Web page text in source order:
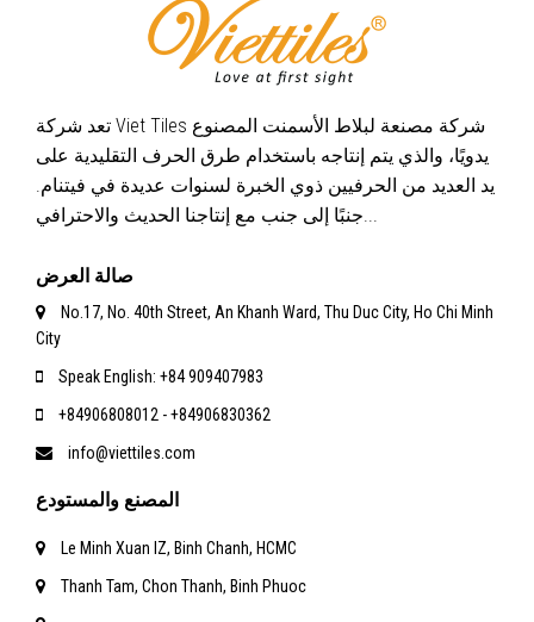
تعد شركة Viet Tiles شركة مصنعة لبلاط الأسمنت المصنوع
يدويًا، والذي يتم إنتاجه باستخدام طرق الحرف التقليدية على
يد العديد من الحرفيين ذوي الخبرة لسنوات عديدة في فيتنام.
جنبًا إلى جنب مع إنتاجنا الحديث والاحترافي...
صالة العرض
No.17, No. 40th Street, An Khanh Ward, Thu Duc City, Ho Chi Minh
City
Speak English: +84 909407983
+84906808012 - +84906830362
info@viettiles.com
المصنع والمستودع
Le Minh Xuan IZ, Binh Chanh, HCMC
Thanh Tam, Chon Thanh, Binh Phuoc